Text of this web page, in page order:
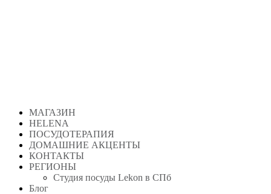
МАГАЗИН
HELENA
ПОСУДОТЕРАПИЯ
ДОМАШНИЕ АКЦЕНТЫ
КОНТАКТЫ
РЕГИОНЫ
Студия посуды Lekon в СПб
Блог